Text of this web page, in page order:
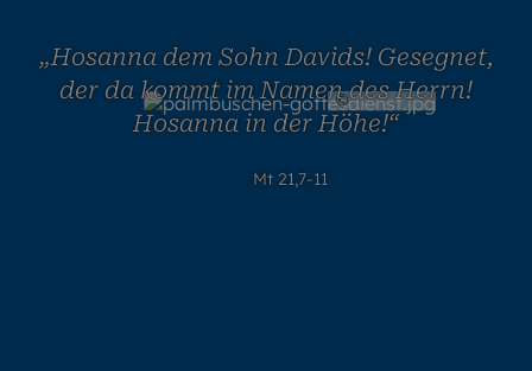
© Robert Kiderle / EOM
„Hosanna dem Sohn Davids! Gesegnet,
der da kommt im Namen des Herrn!
Hosanna in der Höhe!“
Mt 21,7-11